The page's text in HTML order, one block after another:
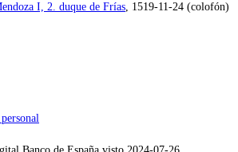
I, 2. duque de Frías, 1519-11-24 (colofón)